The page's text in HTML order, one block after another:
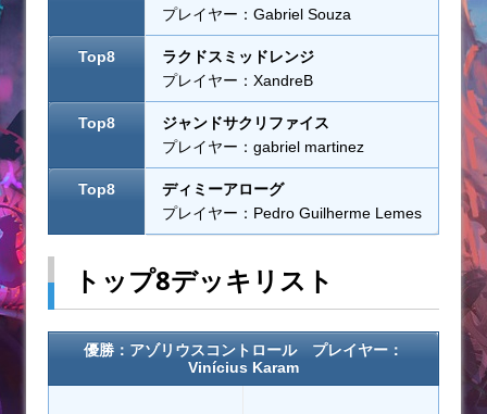
プレイヤー：Gabriel Souza
Top8
ラクドスミッドレンジ
プレイヤー：XandreB
Top8
ジャンドサクリファイス
プレイヤー：gabriel martinez
Top8
ディミーアローグ
プレイヤー：Pedro Guilherme Lemes
トップ8デッキリスト
優勝：アゾリウスコントロール プレイヤー：
Vinícius Karam